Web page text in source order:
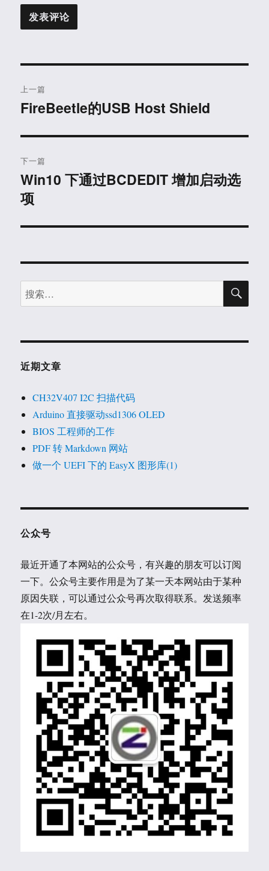
章
航
上一篇
上
文
章：
FireBeetle的USB Host Shield
下一篇
下
篇
章：
Win10 下通过BCDEDIT 增加启动选
项
搜
索：
搜
近期文章
CH32V407 I2C 扫描代码
Arduino 直接驱动ssd1306 OLED
BIOS 工程师的工作
PDF 转 Markdown 网站
做一个 UEFI 下的 EasyX 图形库(1)
公众号
最近开通了本网站的公众号，有兴趣的朋友可以订阅
一下。公众号主要作用是为了某一天本网站由于某种
原因失联，可以通过公众号再次取得联系。发送频率
在1-2次/月左右。